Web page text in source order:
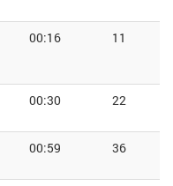
00:16 11
00:30 22
00:59 36